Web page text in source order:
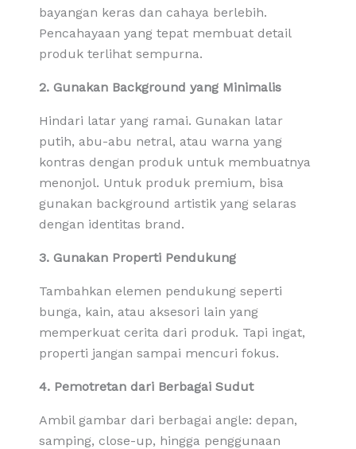
bayangan keras dan cahaya berlebih.
Pencahayaan yang tepat membuat detail
produk terlihat sempurna.
2. Gunakan Background yang Minimalis
Hindari latar yang ramai. Gunakan latar
putih, abu-abu netral, atau warna yang
kontras dengan produk untuk membuatnya
menonjol. Untuk produk premium, bisa
gunakan background artistik yang selaras
dengan identitas brand.
3. Gunakan Properti Pendukung
Tambahkan elemen pendukung seperti
bunga, kain, atau aksesori lain yang
memperkuat cerita dari produk. Tapi ingat,
properti jangan sampai mencuri fokus.
4. Pemotretan dari Berbagai Sudut
Ambil gambar dari berbagai angle: depan,
samping, close-up, hingga penggunaan